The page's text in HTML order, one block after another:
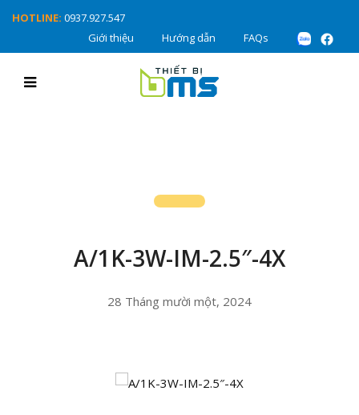
HOTLINE: 0937.927.547
Giới thiệu
Hướng dẫn FAQs
A/1K-3W-IM-2.5″-4X
28 Tháng mười một, 2024